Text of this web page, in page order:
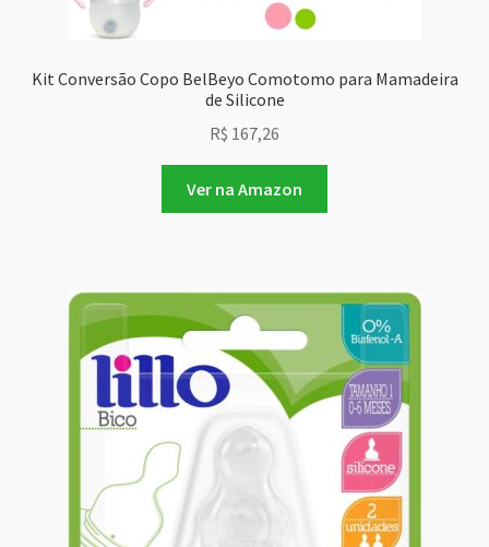
Kit Conversão Copo BelBeyo Comotomo para Mamadeira
de Silicone
R$ 167,26
Ver na Amazon